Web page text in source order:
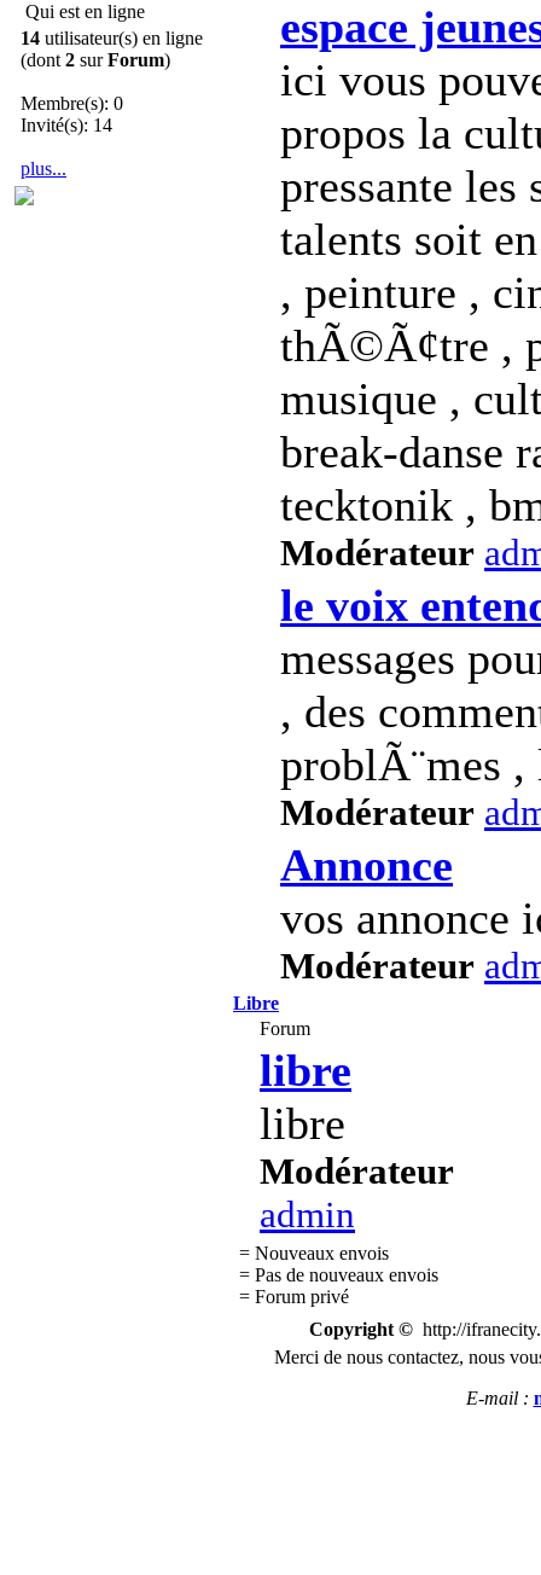
Qui est en ligne
14 utilisateur(s) en ligne
(dont 2 surForum)
Membre(s): 0
Invité(s): 14
plus...
espace
ici vous
propos la
pressante les
talents soit
, peinture ,
thÃ©Ã¢tre ,
musique ,
break-danse
tecktonik ,
Modérateur
le voix
messages
, des
problÃ¨mes
Modérateur
Annonce
vos annonce
Modérateur
Libre
Forum
libre
libre
Modérateur
admin
= Nouveaux envois
= Pas de nouveaux envois
= Forum privé
Copyright ©http://
Merci de nous contactez, nous
E-mail :